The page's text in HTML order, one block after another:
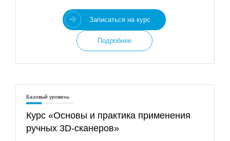
Записаться на курс
Подробнее
Базовый уровень
Курс «Основы и практика применения
ручных 3D‑сканеров»